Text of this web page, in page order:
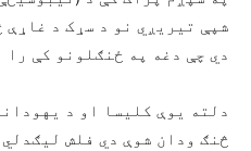
شپې تیریږي نو د سړک د غاړې
دي چې دغه په ځنګلونو کې
دلته یوې کلیسا او د
څنګ ودان شوې دي فلش